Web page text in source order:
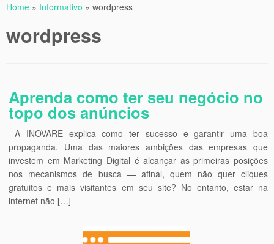
Home » Informativo » wordpress
wordpress
Aprenda como ter seu negócio no
topo dos anúncios
A INOVARE explica como ter sucesso e garantir uma boa
propaganda. Uma das maiores ambições das empresas que
investem em Marketing Digital é alcançar as primeiras posições
nos mecanismos de busca — afinal, quem não quer cliques
gratuitos e mais visitantes em seu site? No entanto, estar na
internet não […]